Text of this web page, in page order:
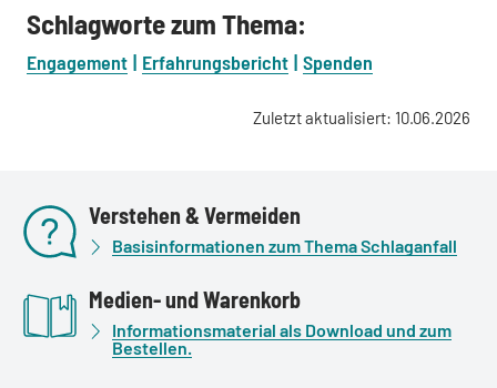
Schlagworte zum Thema:
Engagement Erfahrungsbericht Spenden
Zuletzt aktualisiert: 10.06.2026
Verstehen & Vermeiden
Basisinformationen zum Thema Schlaganfall
Medien- und Warenkorb
Informationsmaterial als Download und zum
Bestellen.